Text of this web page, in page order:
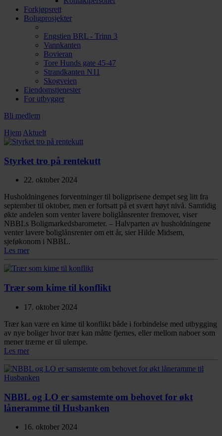
Forkjøpsrett
Boligprosjekter
Engstien BRL - Trinn 3
Vannkanten
Bovieran
Tore Hunds gate 45-47
Strandkanten N11
Skogveien
Eiendomstjenester
For utbygger
Bli medlem
Hjem Aktuelt
Styrket tro på rentekutt
22. oktober 2024
Husholdningenes forventninger til boligprisene dempet seg litt fra
september til oktober, men er fortsatt på et svært høyt nivå. Samtidig
økte andelen som venter lavere boliglånsrenter fremover, viser
NBBLs Boligmarkedsbarometer. – Halvparten av husholdningene
venter lavere boliglånsrenter om ett år, sier Hilde Midsem,
sjeføkonom i NBBL.
Les mer
Trær som kime til konflikt
17. oktober 2024
Trær kan være en kime til konflikt både i forbindelse med utbygging
av nye boliger hvor trær kan måtte fjernes, eller mellom naboer som
mener trærne er til ulempe.
Les mer
NBBL og LO er samstemte om behovet for økt
låneramme til Husbanken
16. oktober 2024